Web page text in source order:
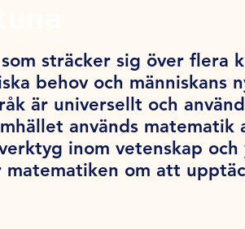
sträcker sig över flera
behov och människans
är universellt och
används matematik
inom vetenskap och
om att